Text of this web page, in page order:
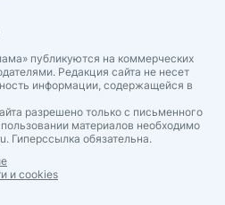
публикуются на коммерческих
Редакция сайта не несет
информации, содержащейся в
разрешено только с письменного
материалов необходимо
Гиперссылка обязательна.
и cookies